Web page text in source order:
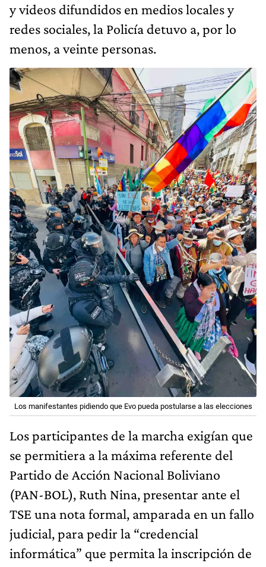
y videos difundidos en medios locales y
redes sociales, la Policía detuvo a, por lo
menos, a veinte personas.
Los manifestantes pidiendo que Evo pueda postularse a las elecciones
Los participantes de la marcha exigían que
se permitiera a la máxima referente del
Partido de Acción Nacional Boliviano
(PAN-BOL), Ruth Nina, presentar ante el
TSE una nota formal, amparada en un fallo
judicial, para pedir la “credencial
informática” que permita la inscripción de